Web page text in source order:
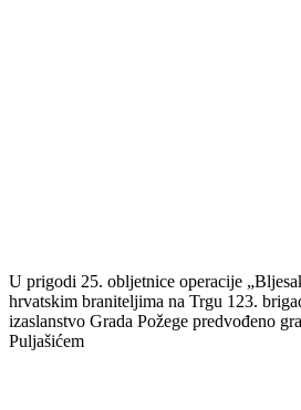
U prigodi 25. obljetnice operacije
hrvatskim braniteljima na Trgu 123.
izaslanstvo Grada Požege predvođeno
Puljašićem